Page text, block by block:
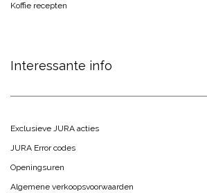
Koffie recepten
Interessante info
Exclusieve JURA acties
JURA Error codes
Openingsuren
Algemene verkoopsvoorwaarden